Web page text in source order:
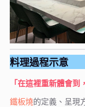
料理過程示意
「在這裡重新體會到
鐵板燒的定義、呈現